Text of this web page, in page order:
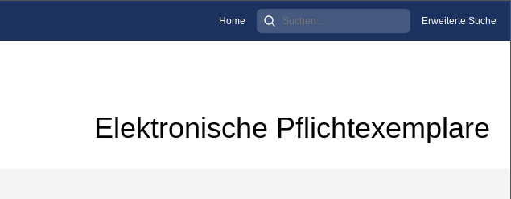
Home Erweiterte Suche
Elektronische Pflichtexemplare